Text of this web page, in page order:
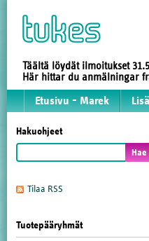
Täältä löydät ilmoitukset
Här hittar du anmälningar
Etusivu - Marek
Hakuohjeet
Tilaa RSS
Tuotepääryhmät